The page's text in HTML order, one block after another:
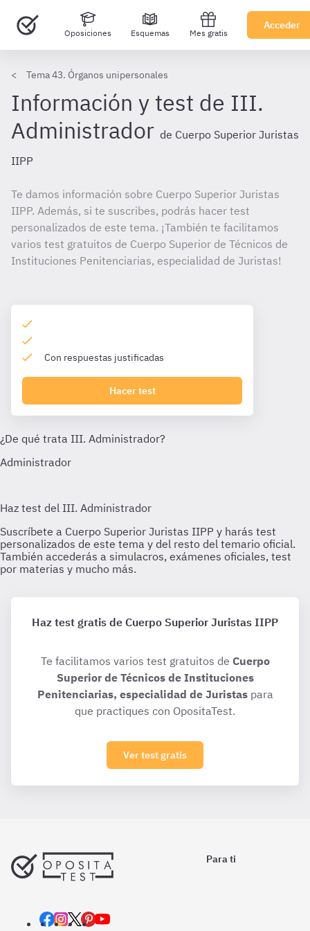
Oposiciones Esquemas Mes gratis
Acceder
Tema 43. Órganos unipersonales
Información y test de III.
Administrador de Cuerpo Superior Juristas
IIPP
Te damos información sobre Cuerpo Superior Juristas
IIPP. Además, si te suscribes, podrás hacer test
personalizados de este tema. ¡También te facilitamos
varios test gratuitos de Cuerpo Superior de Técnicos de
Instituciones Penitenciarias, especialidad de Juristas!
Con respuestas justificadas
Hacer test
Haz test gratis de Cuerpo Superior Juristas IIPP
Te facilitamos varios test gratuitos de Cuerpo
Superior de Técnicos de Instituciones
Penitenciarias, especialidad de Juristaspara
que practiques con OpositaTest.
Ver test gratis
Para ti